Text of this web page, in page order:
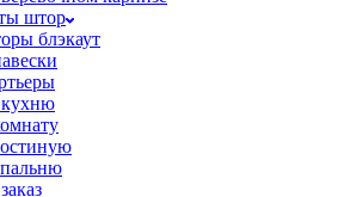
штор
блэкаут